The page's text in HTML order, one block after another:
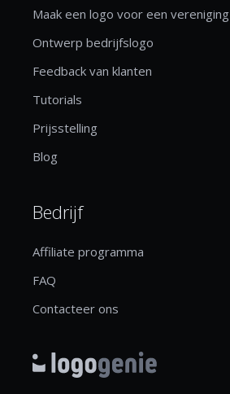
Maak een logo voor een vereniging
Ontwerp bedrijfslogo
Feedback van klanten
Tutorials
Prijsstelling
Blog
Bedrijf
Affiliate programma
FAQ
Contacteer ons